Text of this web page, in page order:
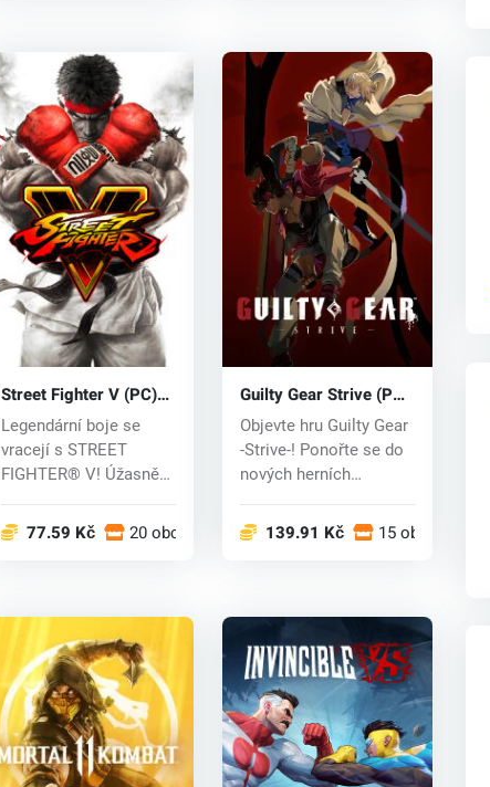
Street Fighter V (PC)
CD key
Legendární boje se
vracejí s STREET
FIGHTER® V! Úžasně
77.59 Kč 20 obchodech
Guilty Gear Strive (PC)
key
Objevte hru Guilty Gear
-Strive-! Ponořte se do
nových herních
139.91 Kč 15 obchodech